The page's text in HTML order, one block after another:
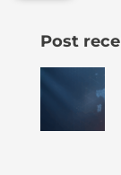
Post